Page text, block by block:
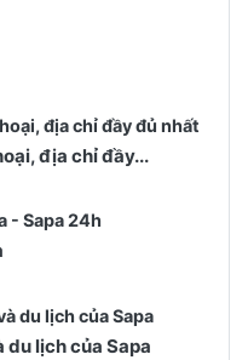
địa chỉ đầy...
lịch của Sapa